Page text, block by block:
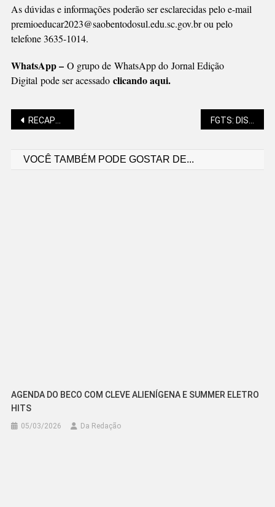
As dúvidas e informações poderão ser esclarecidas pelo e-mail
premioeducar2023@saobentodosul.edu.sc.gov.br ou pelo
telefone 3635-1014.
WhatsApp – O grupo de WhatsApp do Jornal Edição
Digital pode ser acessado clicando aqui.
Navegação
RECAPEAMENTO ASFÁLTICO EM FASE FINAL, EM VIA CENTRAL
VOCÊ TAMBÉM PODE GOSTAR DE...
AGENDA DO BECO COM CLEVE ALIENÍGENA E SUMMER ELETRO
HITS
05/03/2026 Da Redação